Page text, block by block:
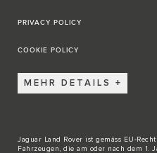
PRIVACY POLICY
COOKIE POLICY
MEHR DETAILS
Jaguar Land Rover ist gemäss EU-
Fahrzeugen, die am oder nach dem 1.